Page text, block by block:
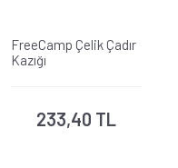
FreeCamp Çelik Çadır
Kazığı
233,40 TL